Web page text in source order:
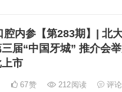
腔内参【第283期】| 北
届“中国牙城” 推介会
市
67赞 212阅读 评